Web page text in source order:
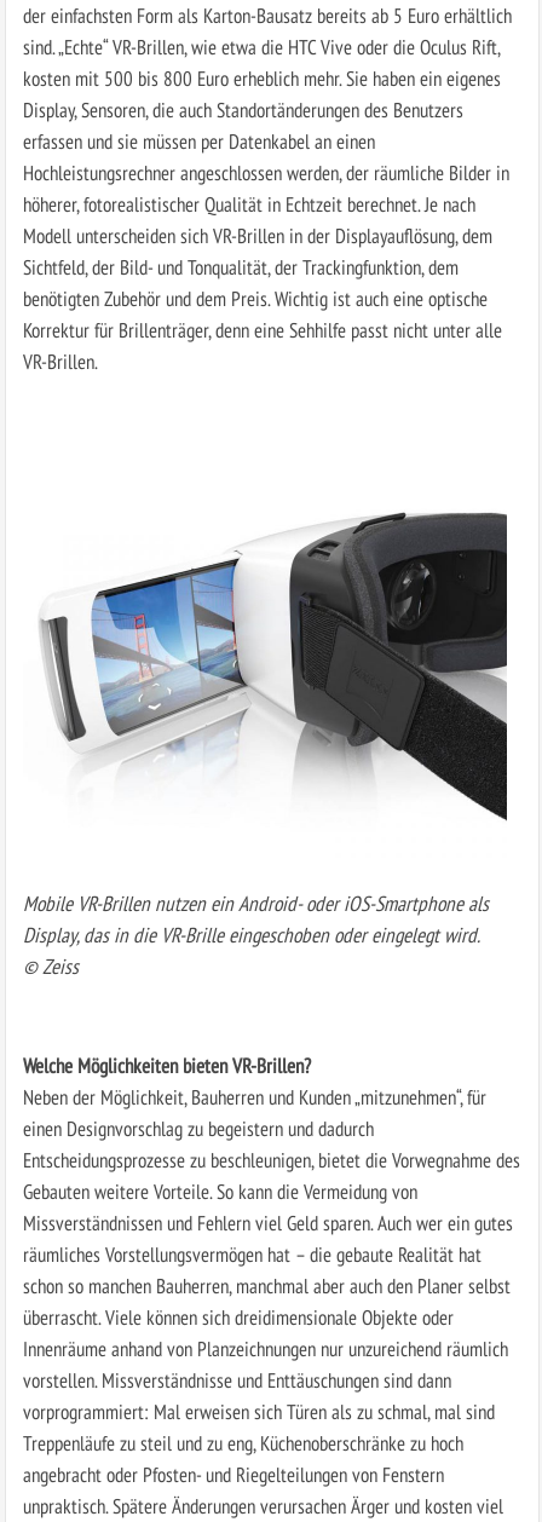
der einfachsten Form als Karton-Bausatz bereits ab 5 Euro erhältlich
sind. „Echte“ VR-Brillen, wie etwa die HTC Vive oder die Oculus Rift,
kosten mit 500 bis 800 Euro erheblich mehr. Sie haben ein eigenes
Display, Sensoren, die auch Standortänderungen des Benutzers
erfassen und sie müssen per Datenkabel an einen
Hochleistungsrechner angeschlossen werden, der räumliche Bilder in
höherer, fotorealistischer Qualität in Echtzeit berechnet. Je nach
Modell unterscheiden sich VR-Brillen in der Displayauflösung, dem
Sichtfeld, der Bild- und Tonqualität, der Trackingfunktion, dem
benötigten Zubehör und dem Preis. Wichtig ist auch eine optische
Korrektur für Brillenträger, denn eine Sehhilfe passt nicht unter alle
VR-Brillen.
Mobile VR-Brillen nutzen ein Android- oder iOS-Smartphone als
Display, das in die VR-Brille eingeschoben oder eingelegt wird.
© Zeiss
Welche Möglichkeiten bieten VR-Brillen?
Neben der Möglichkeit, Bauherren und Kunden „mitzunehmen“, für
einen Designvorschlag zu begeistern und dadurch
Entscheidungsprozesse zu beschleunigen, bietet die Vorwegnahme des
Gebauten weitere Vorteile. So kann die Vermeidung von
Missverständnissen und Fehlern viel Geld sparen. Auch wer ein gutes
räumliches Vorstellungsvermögen hat – die gebaute Realität hat
schon so manchen Bauherren, manchmal aber auch den Planer selbst
überrascht. Viele können sich dreidimensionale Objekte oder
Innenräume anhand von Planzeichnungen nur unzureichend räumlich
vorstellen. Missverständnisse und Enttäuschungen sind dann
vorprogrammiert: Mal erweisen sich Türen als zu schmal, mal sind
Treppenläufe zu steil und zu eng, Küchenoberschränke zu hoch
angebracht oder Pfosten- und Riegelteilungen von Fenstern
unpraktisch. Spätere Änderungen verursachen Ärger und kosten viel